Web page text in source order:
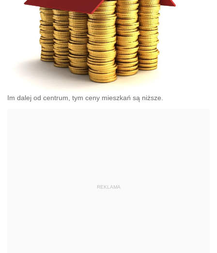
Im dalej od centrum, tym ceny mieszkań są niższe.